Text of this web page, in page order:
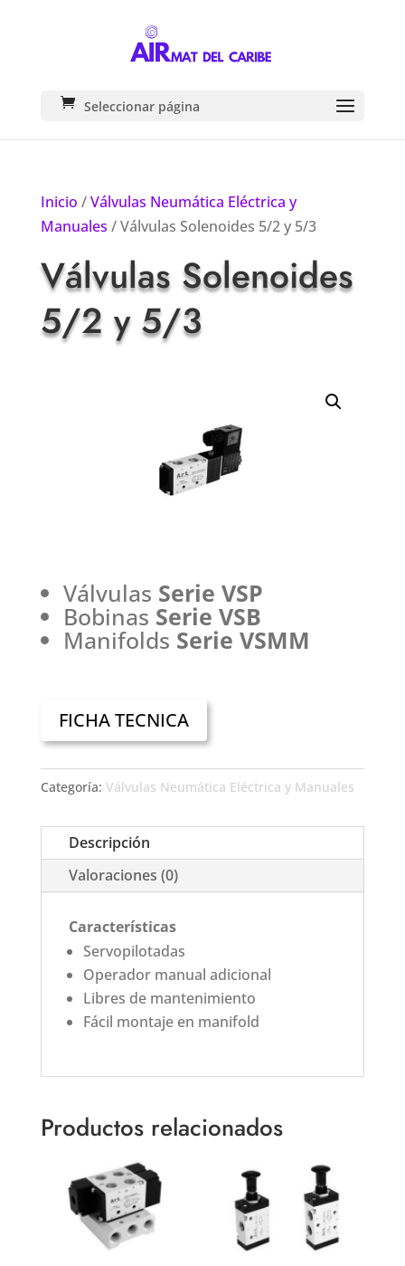
Seleccionar página
Inicio /Válvulas Neumática Eléctrica y
Manuales / Válvulas Solenoides 5/2 y 5/3
Válvulas Solenoides
5/2 y 5/3
Válvulas Serie VSP
Bobinas Serie VSB
Manifolds Serie VSMM
FICHA TECNICA
Categoría: Válvulas Neumática Eléctrica y Manuales
Descripción
Valoraciones (0)
Características
Servopilotadas
Operador manual adicional
Libres de mantenimiento
Fácil montaje en manifold
Productos relacionados